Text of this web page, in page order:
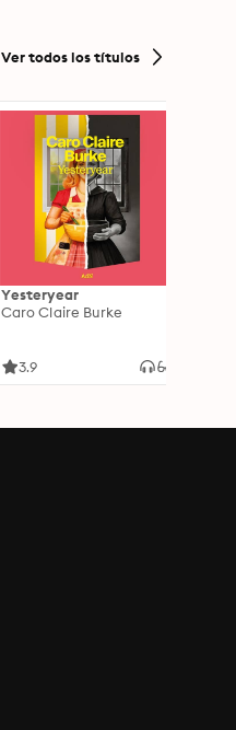
Ver todos los títulos
Yesteryear
Caro Claire Burke
3.9